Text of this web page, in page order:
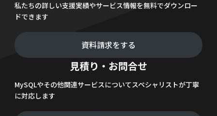
私たちの詳しい支援実績やサービス情報を無料でダウンロー
ドできます
資料請求をする
見積り・お問合せ
MySQLやその他関連サービスについてスペシャリストが丁寧
に対応します